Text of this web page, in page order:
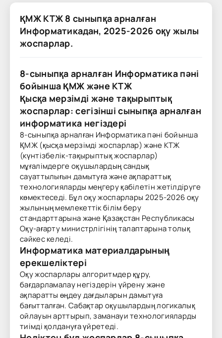
ҚМЖ КТЖ 8 сыныпқа арналған
Информатикадан, 2025-2026 оқу жылы
жоспарлар.
8-сыныпқа арналған Информатика пәні
бойынша ҚМЖ және КТЖ
Қысқа мерзімді және тақырыптық
жоспарлар: сегізінші сыныпқа арналған
информатика негіздері
8-сыныпқа арналған Информатика пәні бойынша
ҚМЖ (қысқа мерзімді жоспарлар) және КТЖ
(күнтізбелік-тақырыптық жоспарлар)
мұғалімдерге оқушылардың сандық
сауаттылығын дамытуға және ақпараттық
технологияларды меңгеру қабілетін жетілдіруге
көмектеседі. Бұл оқу жоспарлары 2025-2026 оқу
жылының мемлекеттік білім беру
стандарттарына және Қазақстан Республикасы
Оқу-ағарту министрлігінің талаптарына толық
сәйкес келеді.
Информатика материалдарының
ерекшеліктері
Оқу жоспарлары алгоритмдер құру,
бағдарламалау негіздерін үйрену және
ақпаратты өңдеу дағдыларын дамытуға
бағытталған. Сабақтар оқушылардың логикалық
ойлауын арттырып, заманауи технологияларды
тиімді қолдануға үйретеді.